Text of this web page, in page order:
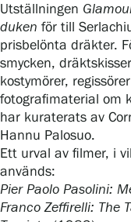
Dataskydd
Webshop
Utställningen
duken för till
prisbelönta dräkter.
smycken,
kostymörer,
fotografimaterial om
har kuraterats av
Hannu Palosuo.
Ett urval av filmer, i
används:
Pier Paolo Pasolini:
Franco Zeffirelli: The